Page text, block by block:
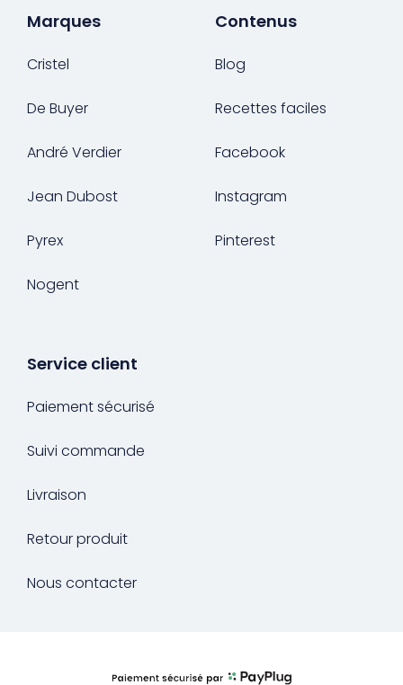
Marques
Cristel
De Buyer
André Verdier
Jean Dubost
Pyrex
Nogent
Contenus
Blog
Recettes faciles
Facebook
Instagram
Pinterest
Service client
Paiement sécurisé
Suivi commande
Livraison
Retour produit
Nous contacter